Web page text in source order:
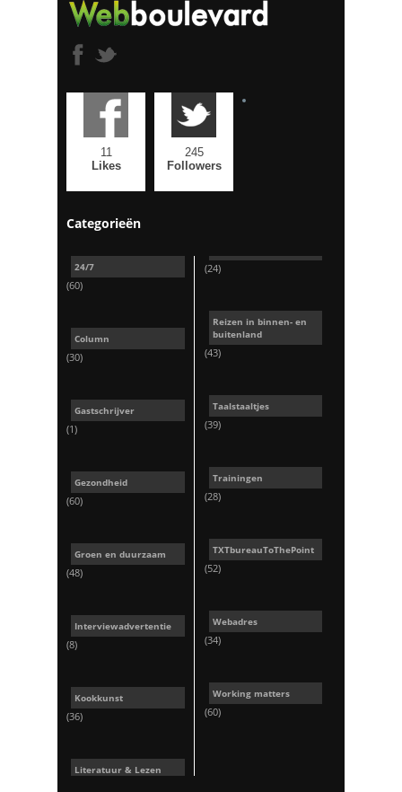
11
Likes
245
Followers
Categorieën
24/7
(60)
Column
(30)
Gastschrijver
(1)
Gezondheid
(60)
Groen en duurzaam
(48)
Interviewadvertentie
(8)
Kookkunst
(36)
Literatuur & Lezen
(24)
Reizen in binnen- en
buitenland
(43)
Taalstaaltjes
(39)
Trainingen
(28)
TXTbureauToThePoint
(52)
Webadres
(34)
Working matters
(60)